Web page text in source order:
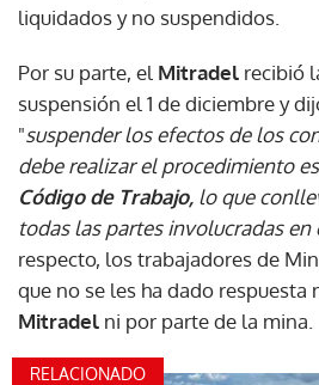
liquidados y no suspendidos.
Por su parte, el Mitradel recibió
suspensión el 1 de diciembre y
"suspender los efectos de los
debe realizar el procedimiento
Código de Trabajo, lo que
todas las partes involucradas en
respecto, los trabajadores de
que no se les ha dado respuesta
Mitradel ni por parte de la mina.
RELACIONADO